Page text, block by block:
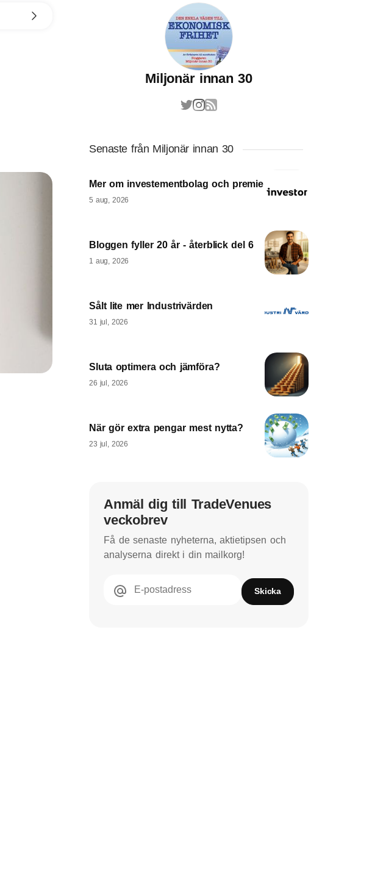
Miljonär innan 30
Senaste från Miljonär innan 30
Mer om investementbolag och premie
5 aug, 2026
Bloggen fyller 20 år - återblick del 6
1 aug, 2026
Sålt lite mer Industrivärden
31 jul, 2026
Sluta optimera och jämföra?
26 jul, 2026
När gör extra pengar mest nytta?
23 jul, 2026
Anmäl dig till TradeVenues
veckobrev
Få de senaste nyheterna, aktietipsen och
analyserna direkt i din mailkorg!
E-postadress Skicka